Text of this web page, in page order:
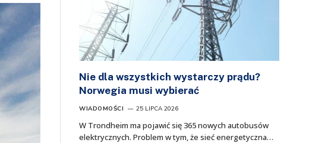
Nie dla wszystkich wystarczy prądu?
Norwegia musi wybierać
WIADOMOŚCI 25 LIPCA 2026
W Trondheim ma pojawić się 365 nowych autobusów
elektrycznych. Problem w tym, że sieć energetyczna…